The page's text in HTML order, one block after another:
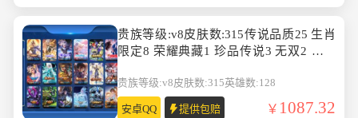
贵族等级:v8皮肤数:315传说品质25 生肖
限定8 荣耀典藏1 珍品传说3 无双2 英雄
贵族等级:v8皮肤数:315英雄数:128
安卓QQ 提供包赔 1087.32